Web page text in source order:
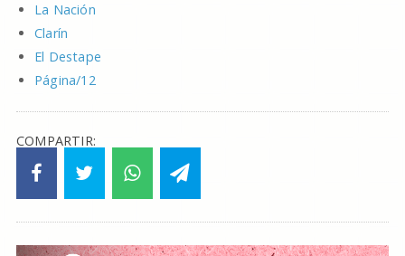
La Nación
Clarín
El Destape
Página/12
COMPARTIR: